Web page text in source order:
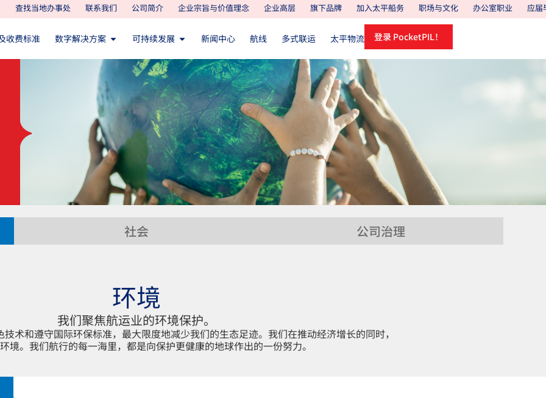
查找当地办事处 联系我们 公司简介 企业宗旨与价值理念 企业高层 旗下品牌 加入太平船务 职场与文化 办公室职业 应届
收费标准 数字解决方案 可持续发展 新闻中心 航线 多式联运 太平物流 登录 PocketPIL！
社会 公司治理
环境
我们聚焦航运业的环境保护。
技术和遵守国际环保标准，最大限度地减少我们的生态足迹。我们在推动经济增长的同时，
境。我们航行的每一海里，都是向保护更健康的地球作出的一份努力。